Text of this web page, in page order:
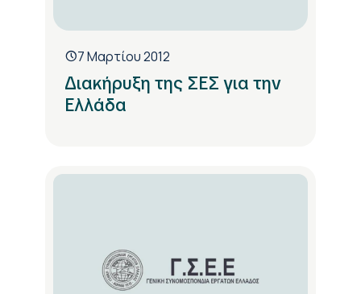
7 Μαρτίου 2012
Διακήρυξη της ΣΕΣ για την
Ελλάδα